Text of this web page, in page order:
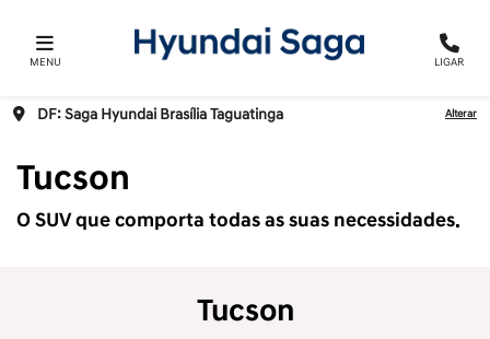
MENU LIGAR
DF: Saga Hyundai Brasília Taguatinga Alterar
Tucson
O SUV que comporta todas as suas necessidades.
Tucson